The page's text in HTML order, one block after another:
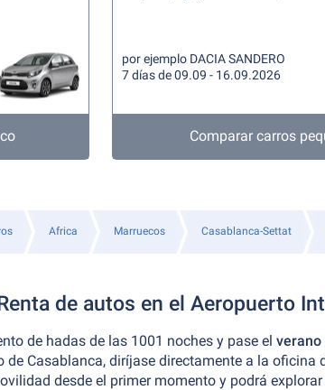
por ejemplo DACIA SANDERO
7 días de 09.09 - 16.09.2026
Comparar carros
Africa Marruecos Casablanca-Settat
de autos en el Aeropuerto
de hadas de las 1001 noches y pase el verano
de Casablanca, diríjase directamente a la oficina
desde el primer momento y podrá